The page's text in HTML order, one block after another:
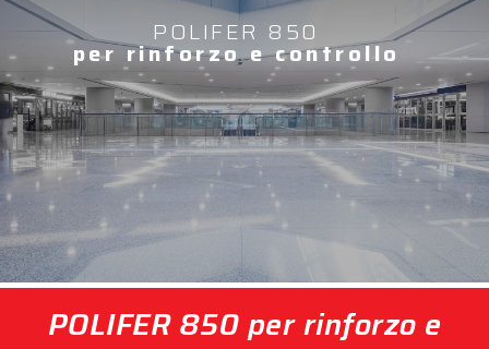
PRODOTTI
CONTATTI
NEWS
POLIFER 850
per rinforzo e controllo
POLIFER 850 per rinforzo e